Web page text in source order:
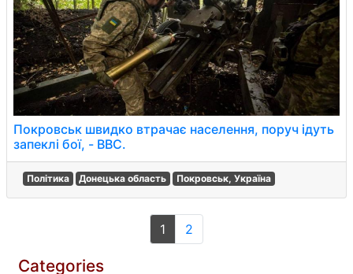
Покровськ швидко втрачає населення, поруч ідуть
запеклі бої, - BBC.
Політика Донецька область Покровськ, Україна
1 2
Categories